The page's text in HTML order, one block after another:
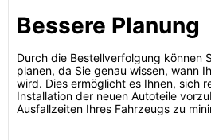
Bessere Planung
Durch die Bestellverfolgung können
planen, da Sie genau wissen, wann
wird. Dies ermöglicht es Ihnen, sich
Installation der neuen Autoteile
Ausfallzeiten Ihres Fahrzeugs zu